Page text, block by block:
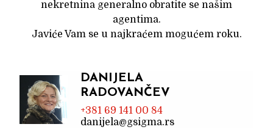
nekretnina generalno obratite se našim
agentima.
Javiće Vam se u najkraćem mogućem roku.
DANIJELA
RADOVANČEV
+381 69 141 00 84
danijela@gsigma.rs